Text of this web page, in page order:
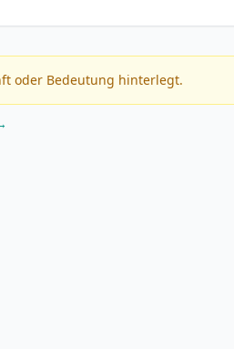
oder Bedeutung hinterlegt.